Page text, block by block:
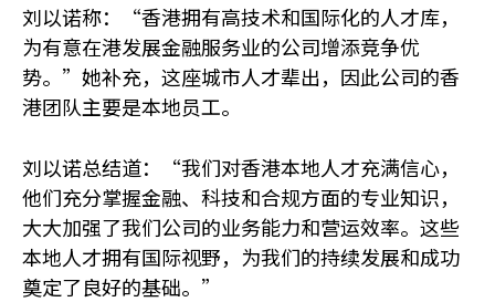
刘以诺称：“香港拥有高技术和国际化的人才库，
为有意在港发展金融服务业的公司增添竞争优
势。”她补充，这座城市人才辈出，因此公司的香
港团队主要是本地员工。
刘以诺总结道：“我们对香港本地人才充满信心，
他们充分掌握金融、科技和合规方面的专业知识，
大大加强了我们公司的业务能力和营运效率。这些
本地人才拥有国际视野，为我们的持续发展和成功
奠定了良好的基础。”